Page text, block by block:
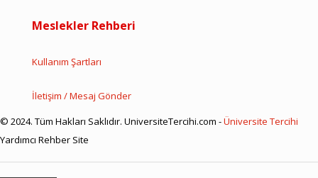
Meslekler Rehberi
Kullanım Şartları
İletişim / Mesaj Gönder
© 2024. Tüm Hakları Saklıdır. UniversiteTercihi.com -Üniversite Tercihi
Yardımcı Rehber Site